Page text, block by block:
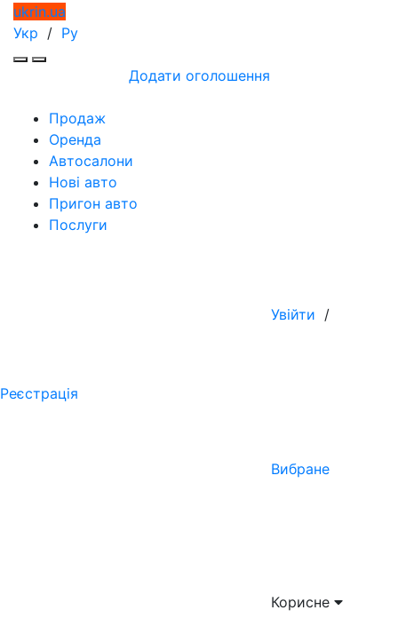
ukrin.ua
Укр / Ру
Додати оголошення
Продаж
Оренда
Автосалони
Нові авто
Пригон авто
Послуги
Увійти /
Реєстрація
Вибране
Корисне